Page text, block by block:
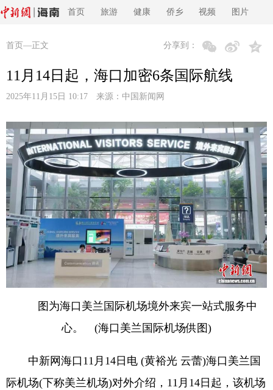
首页 旅游 健康 侨乡 视频 图片
首页 —正文 分享到：
11月14日起，海口加密6条国际航线
2025年11月15日 10:17 来源： 中国新闻网
图为海口美兰国际机场境外来宾一站式服务中
心。 (海口美兰国际机场供图)
中新网海口11月14日电 (黄裕光 云蕾)海口美兰国
际机场(下称美兰机场)对外介绍，11月14日起，该机场